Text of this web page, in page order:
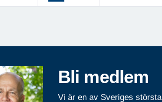
Bli medlem
Vi är en av Sveriges största